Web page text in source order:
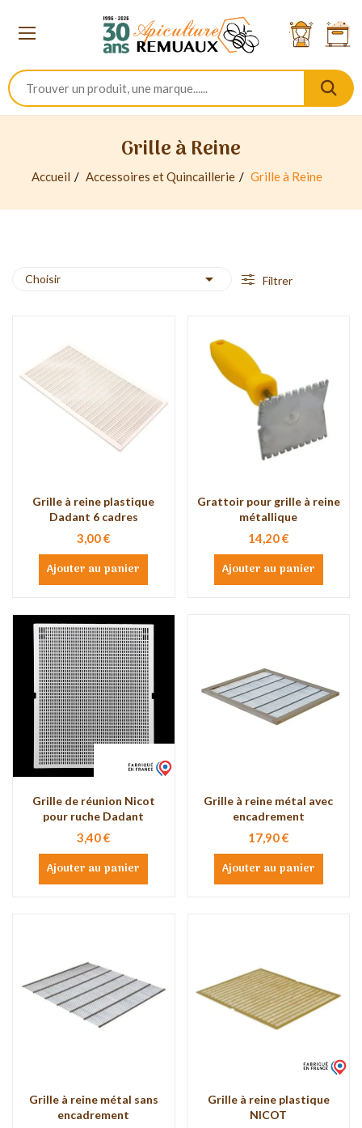
Grille à Reine
Accueil Accessoires et Quincaillerie Grille à Reine
Choisir  Filtrer
Grille à reine plastique
Dadant 6 cadres
3,00 €
Ajouter au panier
Grattoir pour grille à reine
métallique
14,20 €
Ajouter au panier
Grille de réunion Nicot
pour ruche Dadant
3,40 €
Ajouter au panier
Grille à reine métal avec
encadrement
17,90 €
Ajouter au panier
Grille à reine métal sans
encadrement
Grille à reine plastique
NICOT